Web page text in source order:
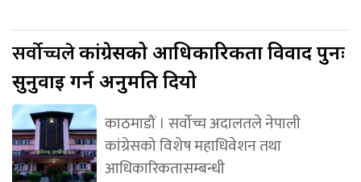
सर्वोच्चलेकांग्रेसको आधिकारिकता विवाद पुनः
सुनुवाइ गर्न अनुमति दियो
काठमाडौं । सर्वोच्च अदालतले नेपाली
कांग्रेसको विशेष महाधिवेशन तथा
आधिकारिकतासम्बन्धी